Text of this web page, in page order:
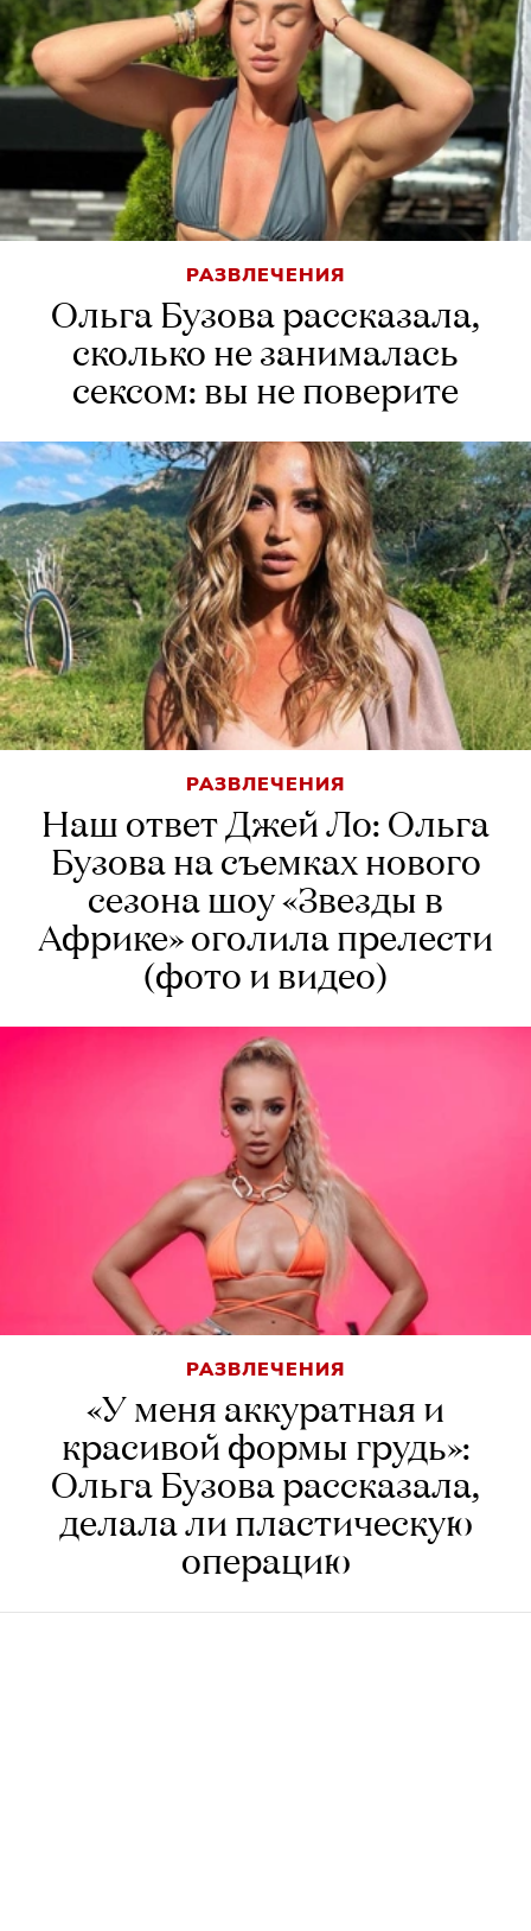
РАЗВЛЕЧЕНИЯ
Ольга Бузова рассказала,
сколько не занималась
сексом: вы не поверите
РАЗВЛЕЧЕНИЯ
Наш ответ Джей Ло: Ольга
Бузова на съемках нового
сезона шоу «Звезды в
Африке» оголила прелести
(фото и видео)
РАЗВЛЕЧЕНИЯ
«У меня аккуратная и
красивой формы грудь»:
Ольга Бузова рассказала,
делала ли пластическую
операцию